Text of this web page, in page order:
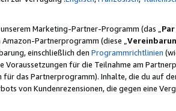
Marketing-Partner-Programm (das „
Partnerprogramm (diese „
einschließlich den Programmrichtlinien
Voraussetzungen für die Teilnahme am
das Partnerprogramm). Inhalte, die du auf
von Kundenrezensionen, die gegen eine